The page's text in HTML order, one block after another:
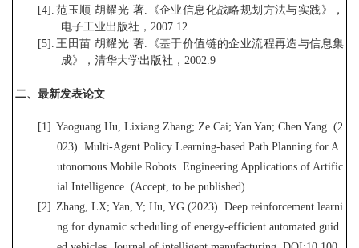
[4]. 范玉顺 胡耀光 著. 《企业信息化战略规划方法与实践》，
电子工业出版社，2007.12
[5]. 王田苗 胡耀光 著. 《基于价值链的企业流程再造与信息集
成》，清华大学出版社，2002.9
二、最新发表论文
[1]. Yaoguang Hu, Lixiang Zhang; Ze Cai; Yan Yan; Chen Yang. (2
023). Multi-Agent Policy Learning-based Path Planning for A
utonomous Mobile Robots. Engineering Applications of Artific
ial Intelligence. (Accept, to be published).
[2]. Zhang, LX; Yan, Y; Hu, YG.(2023). Deep reinforcement learni
ng for dynamic scheduling of energy-efficient automated guid